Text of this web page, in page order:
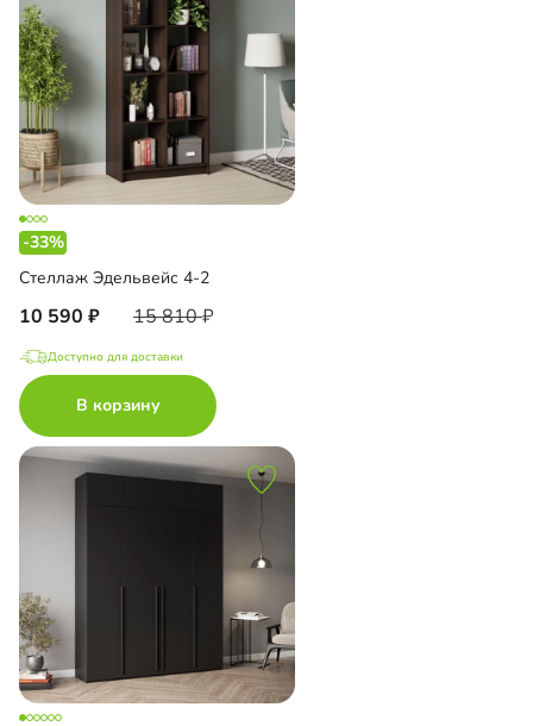
-33%
Стеллаж Эдельвейс 4-2
10 590 15 810
Доступно для доставки
В корзину